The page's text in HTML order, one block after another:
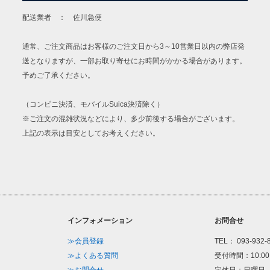
配送業者 ： 佐川急便
通常、ご注文商品はお客様のご注文日から3～10営業日以内の弊店発
送となりますが、一部お取り寄せにお時間がかかる場合があります。
予めご了承ください。
（コンビニ決済、モバイルSuica決済除く）
※ご注文の混雑状況などにより、多少前後する場合がございます。
上記の表示は目安としてお考えください。
インフォメーション
≫会員登録
≫よくある質問
お問合せ
TEL： 093-932-
受付時間：